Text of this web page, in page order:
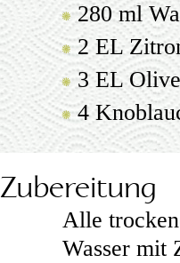
280 ml
2 EL
3 EL
4
Zubereitung
Alle
Wasser mit